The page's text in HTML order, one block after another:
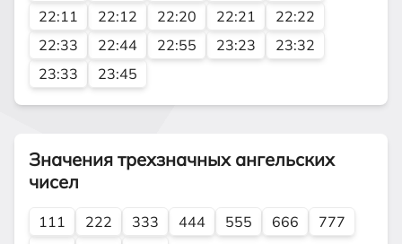
22:11
22:12 22:20 22:21
22:22
22:33
22:44 22:55 23:23
23:32
23:33
23:45
Значения трехзначных ангельских
чисел
111 222 333 444 555 666
777